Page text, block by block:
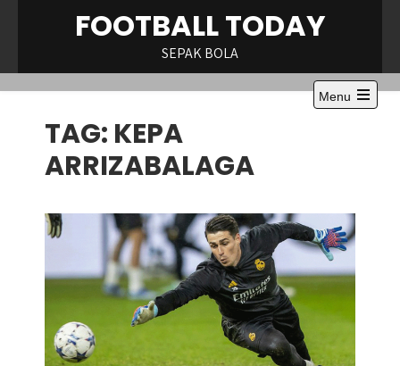
FOOTBALL TODAY
SEPAK BOLA
Menu
Open
TAG: KEPA
ARRIZABALAGA